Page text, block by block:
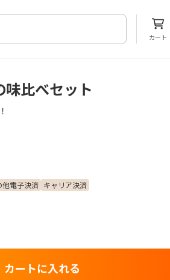
カート
比べセット
他電子決済 キャリア決済
カートに入れる